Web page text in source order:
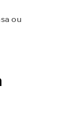
ou